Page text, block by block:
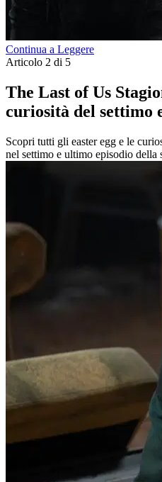
Continua a Leggere
Articolo 2 di 5
The Last of Us
curiosità del settimo
Scopri tutti gli easter egg e le
nel settimo e ultimo episodio della